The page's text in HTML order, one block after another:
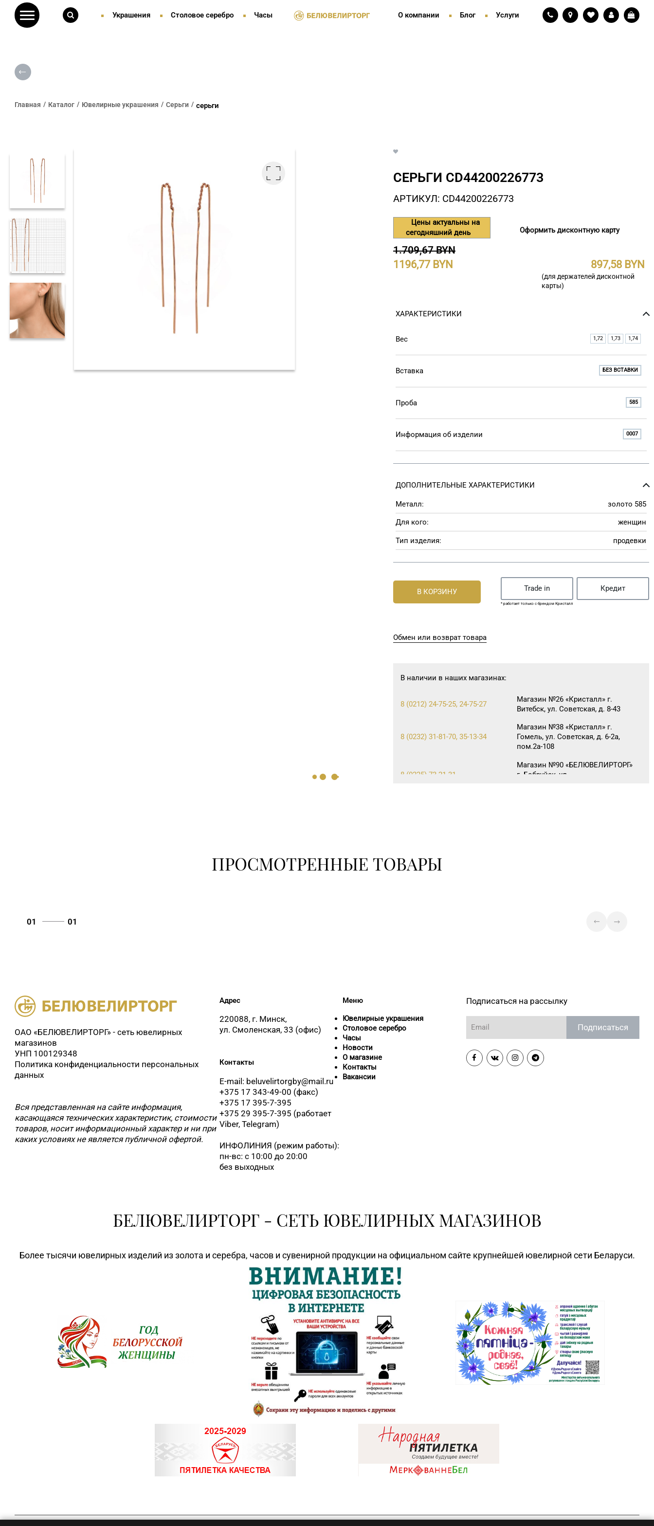
Украшения Столовое серебро Часы О компании Блог Услуги
Главная Каталог Ювелирные украшения Серьги серьги
СЕРЬГИ СD44200226773
АРТИКУЛ: СD44200226773
Цены актуальны на
сегодняшний день
Оформить дисконтную карту
1.709,67 BYN
1196,77 897,58
(для держателей дисконтной
карты)
ХАРАКТЕРИСТИКИ
Вес 1,72 1,73 1,74
Вставка БЕЗ ВСТАВКИ
Проба 585
Информация об изделии 0007
ДОПОЛНИТЕЛЬНЫЕ ХАРАКТЕРИСТИКИ
Металл: золото 585
Для кого: женщин
Тип изделия: продевки
В КОРЗИНУ Trade in Кредит
* работает только с брендом Кристалл
Обмен или возврат товара
В наличии в наших магазинах:
8 (0212) 24-75-25, 24-75-27
Магазин №26 «Кристалл» г.
Витебск, ул. Советская, д. 8-43
8 (0232) 31-81-70, 35-13-34
Магазин №38 «Кристалл» г.
Гомель, ул. Советская, д. 6-2а,
пом.2а-108
8 (0225) 73-21-31
Магазин №90 «БЕЛЮВЕЛИРТОРГ»
г. Бобруйск, ул.
ПРОСМОТРЕННЫЕ ТОВАРЫ
01 01
ОАО «БЕЛЮВЕЛИРТОРГ» - сеть ювелирных
магазинов
УНП 100129348
Политика конфиденциальности персональных
данных
Вся представленная на сайте информация,
касающаяся технических характеристик, стоимости
товаров, носит информационный характер и ни при
каких условиях не является публичной офертой.
Адрес
220088, г. Минск,
ул. Смоленская, 33 (офис)
Контакты
E-mail: beluvelirtorgby@mail.ru
+375 17 343-49-00 (факс)
+375 17 395-7-395
+375 29 395-7-395 (работает
Viber, Telegram)
ИНФОЛИНИЯ (режим работы):
пн-вс: с 10:00 до 20:00
без выходных
Меню
Ювелирные украшения
Столовое серебро
Часы
Новости
О магазине
Контакты
Вакансии
Подписаться на рассылку
Подписаться
БЕЛЮВЕЛИРТОРГ - СЕТЬ ЮВЕЛИРНЫХ МАГАЗИНОВ
Более тысячи ювелирных изделий из золота и серебра, часов и сувенирной продукции на официальном сайте крупнейшей ювелирной сети Беларуси.